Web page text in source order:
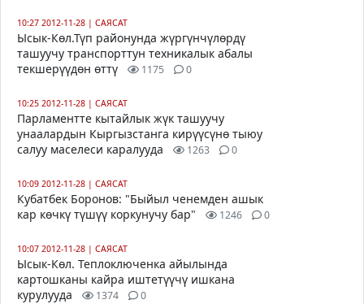
10:27 2012-11-28 | САЯСАТ
Ысык-Көл.Түп районунда жүргүнчүлөрдү
ташуучу транспорттун техникалык абалы
текшерүүдөн өттү
1175 0
10:25 2012-11-28 | САЯСАТ
Парламентте кытайлык жүк ташуучу
унаалардын Кыргызстанга кирүүсүнө тыюу
салуу маселеси каралууда
1263 0
10:09 2012-11-28 | САЯСАТ
Кубатбек Боронов: "Быйыл ченемден ашык
кар көчкү түшүү коркунучу бар"
1246 0
10:07 2012-11-28 | САЯСАТ
Ысык-Көл. Теплоключенка айылында
картошканы кайра иштетүүчү ишкана
курулууда
1374 0